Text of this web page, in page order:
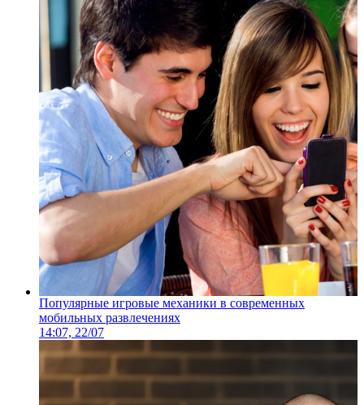
Популярные игровые механики в современных
мобильных развлечениях
14:07, 22/07